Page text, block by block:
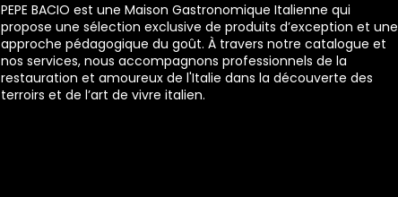
PEPE BACIO est une Maison Gastronomique Italienne qui
propose une sélection exclusive de produits d’exception et une
approche pédagogique du goût. À travers notre catalogue et
nos services, nous accompagnons professionnels de la
restauration et amoureux de l'Italie dans la découverte des
terroirs et de l’art de vivre italien.